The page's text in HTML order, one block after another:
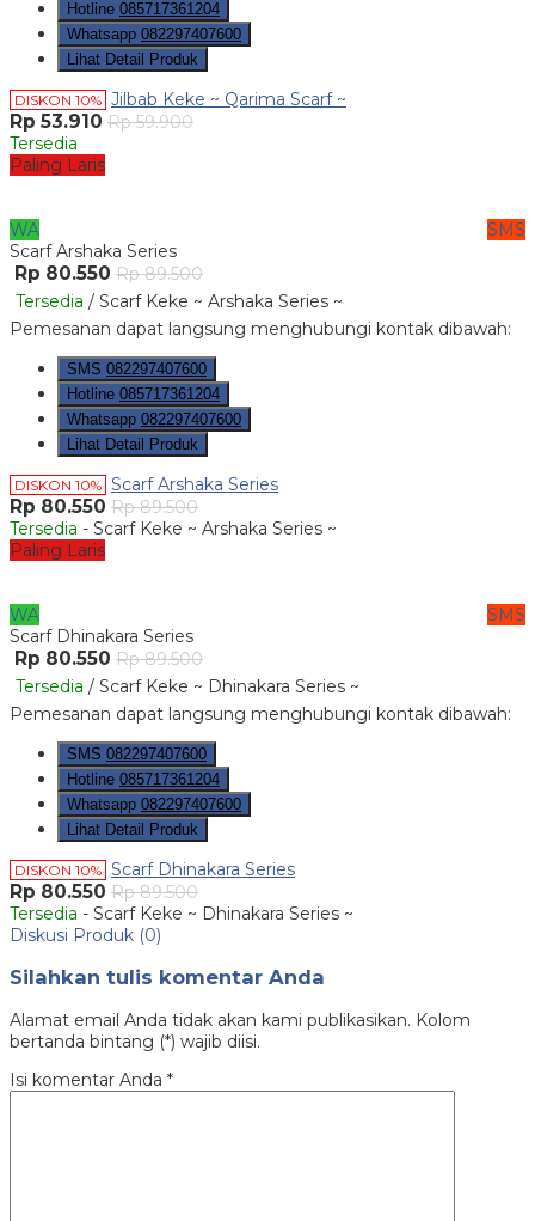
Hotline 085717361204
Whatsapp 082297407600
Lihat Detail Produk
DISKON 10% Jilbab Keke ~ Qarima Scarf ~
Rp 53.910 Rp 59.900
Tersedia
Paling Laris
WA
SMS
Scarf Arshaka Series
Rp 80.550 Rp 89.500
Tersedia / Scarf Keke ~ Arshaka Series ~
Pemesanan dapat langsung menghubungi kontak dibawah:
SMS 082297407600
Hotline 085717361204
Whatsapp 082297407600
Lihat Detail Produk
DISKON 10% Scarf Arshaka Series
Rp 80.550 Rp 89.500
Tersedia - Scarf Keke ~ Arshaka Series ~
Paling Laris
WA
SMS
Scarf Dhinakara Series
Rp 80.550 Rp 89.500
Tersedia / Scarf Keke ~ Dhinakara Series ~
Pemesanan dapat langsung menghubungi kontak dibawah:
SMS 082297407600
Hotline 085717361204
Whatsapp 082297407600
Lihat Detail Produk
DISKON 10% Scarf Dhinakara Series
Rp 80.550 Rp 89.500
Tersedia - Scarf Keke ~ Dhinakara Series ~
Diskusi Produk (0)
Silahkan tulis komentar Anda
Alamat email Anda tidak akan kami publikasikan. Kolom
bertanda bintang (*) wajib diisi.
Isi komentar Anda *